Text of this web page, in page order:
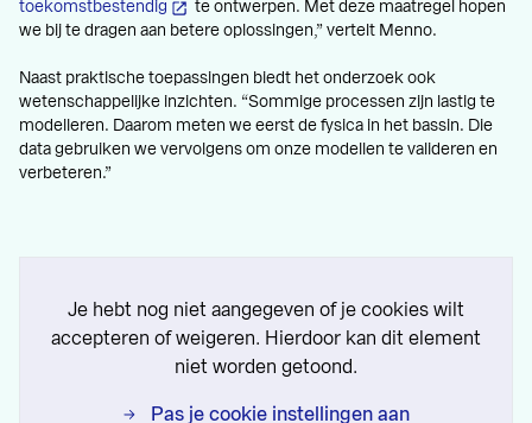
toekomstbestendig
te ontwerpen. Met deze maatregel hopen
we bij te dragen aan betere oplossingen,” vertelt Menno.
Naast praktische toepassingen biedt het onderzoek ook
wetenschappelijke inzichten. “Sommige processen zijn lastig te
modelleren. Daarom meten we eerst de fysica in het bassin. Die
data gebruiken we vervolgens om onze modellen te valideren en
verbeteren.”
Je hebt nog niet aangegeven of je cookies wilt
accepteren of weigeren. Hierdoor kan dit element
niet worden getoond.
Pas je cookie instellingen aan